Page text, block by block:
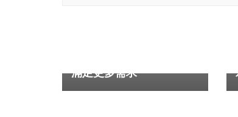
滿足更多需求